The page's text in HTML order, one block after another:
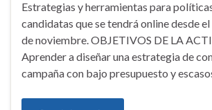
Estrategias y herramientas para
candidatas que se tendrá online desde
de noviembre. OBJETIVOS DE LA
Aprender a diseñar una estrategia de
campaña con bajo presupuesto y